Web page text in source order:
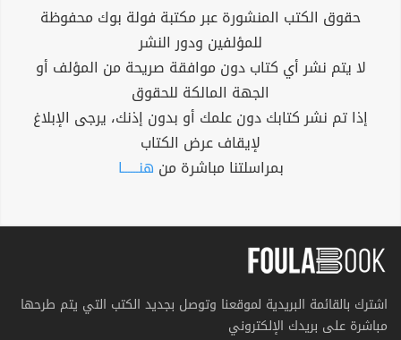
حقوق الكتب المنشورة عبر مكتبة فولة بوك محفوظة
للمؤلفين ودور النشر
لا يتم نشر أي كتاب دون موافقة صريحة من المؤلف أو
الجهة المالكة للحقوق
إذا تم نشر كتابك دون علمك أو بدون إذنك، يرجى الإبلاغ
لإيقاف عرض الكتاب
بمراسلتنا مباشرة من هنــــــا
اشترك بالقائمة البريدية لموقعنا وتوصل بجديد الكتب التي يتم طرحها
مباشرة على بريدك الإلكتروني